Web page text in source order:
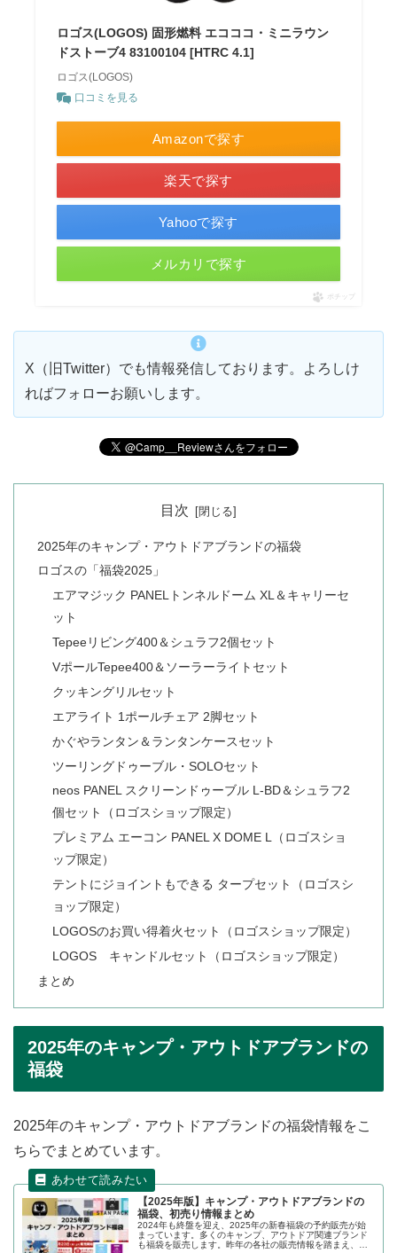
ロゴス(LOGOS) 固形燃料 エコココ・ミニラウン
ドストーブ4 83100104 [HTRC 4.1]
ロゴス(LOGOS)
口コミを見る
Amazonで探す
楽天で探す
Yahooで探す
メルカリで探す
ポチップ
X（旧Twitter）でも情報発信しております。よろしけ
ればフォローお願いします。
目次
2025年のキャンプ・アウトドアブランドの福袋
ロゴスの「福袋2025」
エアマジック PANELトンネルドーム XL＆キャリーセ
ット
Tepeeリビング400＆シュラフ2個セット
VポールTepee400＆ソーラーライトセット
クッキングリルセット
エアライト 1ポールチェア 2脚セット
かぐやランタン＆ランタンケースセット
ツーリングドゥーブル・SOLOセット
neos PANEL スクリーンドゥーブル L-BD＆シュラフ2
個セット（ロゴスショップ限定）
プレミアム エーコン PANEL X DOME L（ロゴスショ
ップ限定）
テントにジョイントもできる タープセット（ロゴスシ
ョップ限定）
LOGOSのお買い得着火セット（ロゴスショップ限定）
LOGOS キャンドルセット（ロゴスショップ限定）
まとめ
2025年のキャンプ・アウトドアブランドの
福袋
2025年のキャンプ・アウトドアブランドの福袋情報をこ
ちらでまとめています。
【2025年版】キャンプ・アウトドアブランドの
福袋、初売り情報まとめ
2024年も終盤を迎え、2025年の新春福袋の予約販売が始
まっています。多くのキャンプ、アウトドア関連ブランド
も福袋を販売します。昨年の各社の販売情報を踏まえ、